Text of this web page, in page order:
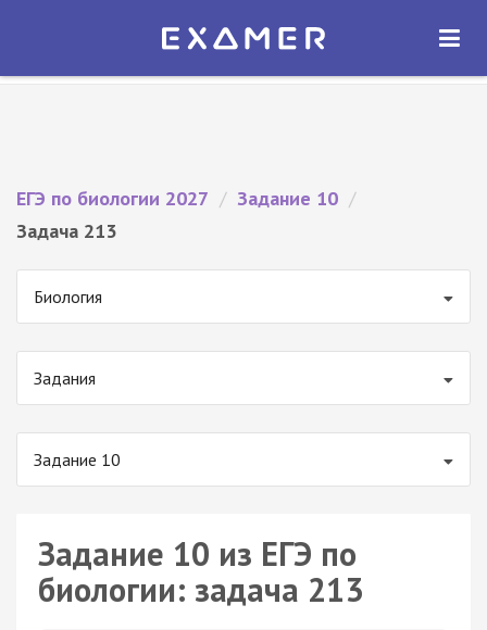
Экзамер — ЕГЭ 2027
ОТКРЫТЬ
ЕГЭ по биологии 2027 / Задание 10 /
Задача 213
Биология
Задания
Задание 10
Задание 10 из ЕГЭ по
биологии: задача 213